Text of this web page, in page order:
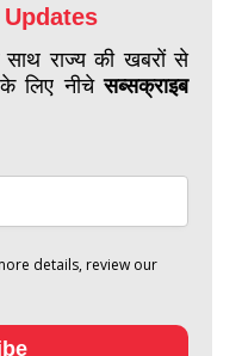
राज्य की खबरों से
लिए नीचेसब्सक्राइब
details, review our